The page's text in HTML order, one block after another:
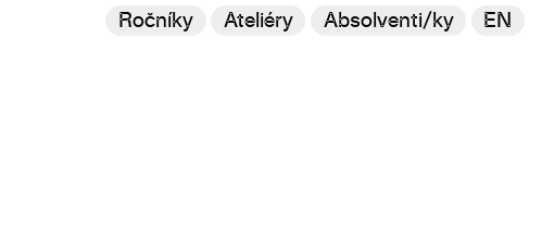
EN
Ročníky Ateliéry Absolventi/ky